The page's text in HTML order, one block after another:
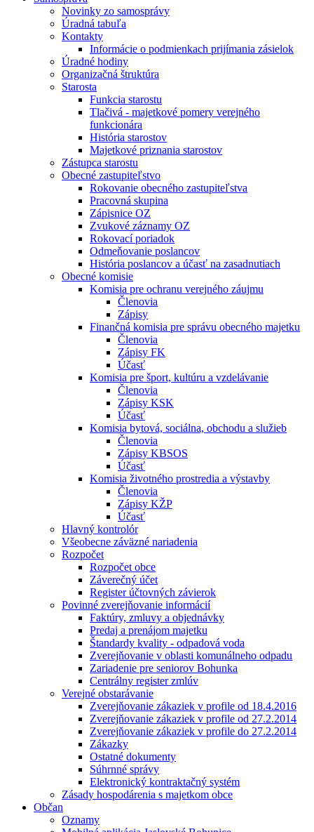
Novinky zo samosprávy
Úradná tabuľa
Kontakty
Informácie o podmienkach prijímania zásielok
Úradné hodiny
Organizačná štruktúra
Starosta
Funkcia starostu
Tlačivá - majetkové pomery verejného
funkcionára
História starostov
Majetkové priznania starostov
Zástupca starostu
Obecné zastupiteľstvo
Rokovanie obecného zastupiteľstva
Pracovná skupina
Zápisnice OZ
Zvukové záznamy OZ
Rokovací poriadok
Odmeňovanie poslancov
História poslancov a účasť na zasadnutiach
Obecné komisie
Komisia pre ochranu verejného záujmu
Členovia
Zápisy
Finančná komisia pre správu obecného majetku
Členovia
Zápisy FK
Účasť
Komisia pre šport, kultúru a vzdelávanie
Členovia
Zápisy KSK
Účasť
Komisia bytová, sociálna, obchodu a služieb
Členovia
Zápisy KBSOS
Účasť
Komisia životného prostredia a výstavby
Členovia
Zápisy KŽP
Účasť
Hlavný kontrolór
Všeobecne záväzné nariadenia
Rozpočet
Rozpočet obce
Záverečný účet
Register účtovných závierok
Povinné zverejňovanie informácií
Faktúry, zmluvy a objednávky
Predaj a prenájom majetku
Štandardy kvality - odpadová voda
Zverejňovanie v oblasti komunálneho odpadu
Zariadenie pre seniorov Bohunka
Centrálny register zmlúv
Verejné obstarávanie
Zverejňovanie zákaziek v profile od 18.4.2016
Zverejňovanie zákaziek v profile od 27.2.2014
Zverejňovanie zákaziek v profile do 27.2.2014
Zákazky
Ostatné dokumenty
Súhrnné správy
Elektronický kontraktačný systém
Zásady hospodárenia s majetkom obce
Občan
Oznamy